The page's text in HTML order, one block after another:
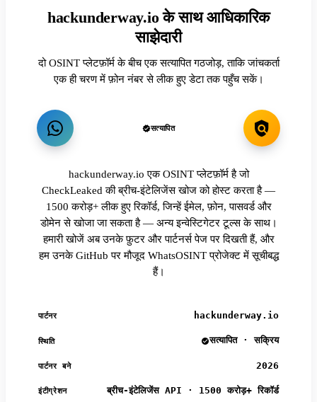
hackunderway.io के साथ आधिकारिक
साझेदारी
दो OSINT प्लेटफ़ॉर्म के बीच एक सत्यापित गठजोड़, ताकि जांचकर्ता
एक ही चरण में फ़ोन नंबर से लीक हुए डेटा तक पहुँच सकें।
सत्यापित
hackunderway.io एक OSINT प्लेटफ़ॉर्म है जो
CheckLeaked की ब्रीच-इंटेलिजेंस खोज को होस्ट करता है —
1500 करोड़+ लीक हुए रिकॉर्ड, जिन्हें ईमेल, फ़ोन, पासवर्ड और
डोमेन से खोजा जा सकता है — अन्य इन्वेस्टिगेटर टूल्स के साथ।
हमारी खोजें अब उनके फ़ुटर और पार्टनर्स पेज पर दिखती हैं, और
हम उनके GitHub पर मौजूद WhatsOSINT प्रोजेक्ट में सूचीबद्ध
हैं।
पार्टनर hackunderway.io
स्थिति सत्यापित · सक्रिय
पार्टनर बने 2026
इंटीग्रेशन ब्रीच-इंटेलिजेंस API · 1500 करोड़+ रिकॉर्ड